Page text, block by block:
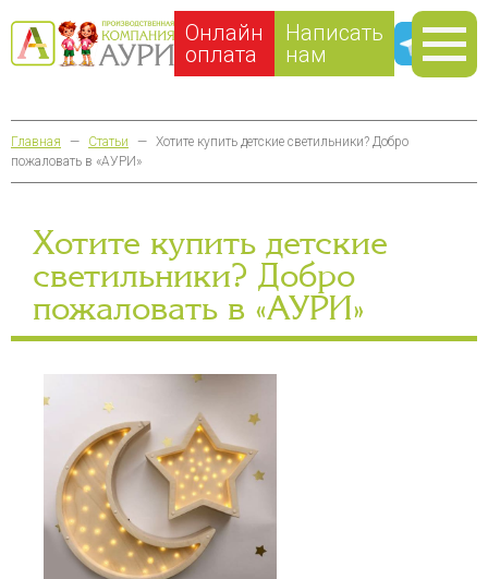
Онлайн
оплата
Написать
нам
Главная — Статьи — Хотите купить детские светильники? Добро
пожаловать в «АУРИ»
Хотите купить детские
светильники? Добро
пожаловать в «АУРИ»